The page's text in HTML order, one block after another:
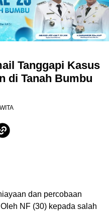
Tanggapi Kasus
di Tanah Bumbu
dan percobaan
NF (30) kepada salah